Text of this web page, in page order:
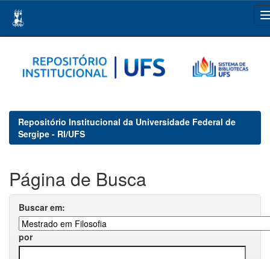
navigation
Repositório Institucional da Universidade Federal de
Sergipe - RI/UFS
Página de Busca
Buscar em:
por